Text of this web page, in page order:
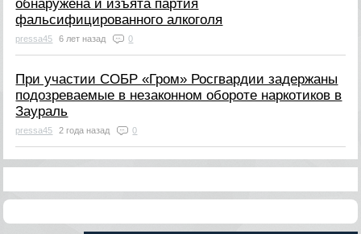
обнаружена и изъята партия
фальсифицированного алкоголя
pressa45 6 лет назад 0
При участии СОБР «Гром» Росгвардии задержаны
подозреваемые в незаконном обороте наркотиков в
Заураль
pressa45 2 года назад 0